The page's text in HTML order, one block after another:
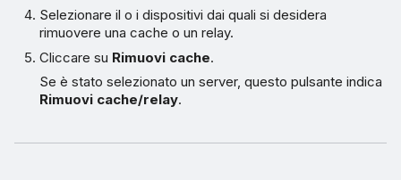
Selezionare il o i dispositivi dai quali si desidera
rimuovere una cache o un relay.
Cliccare su Rimuovi cache.
Se è stato selezionato un server, questo pulsante indica
Rimuovi cache/relay.